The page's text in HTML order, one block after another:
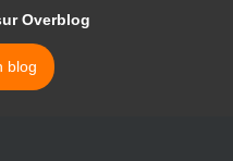
Overblog
blog